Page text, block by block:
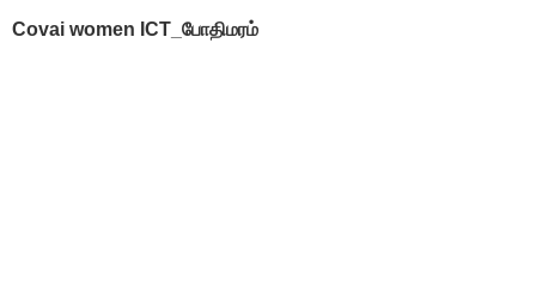
Covai women ICT_போதிமரம்